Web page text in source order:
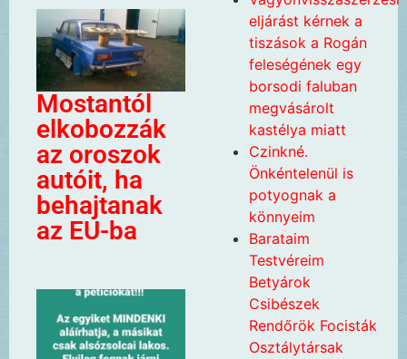
Mostantól
elkobozzák
az oroszok
autóit, ha
behajtanak
az EU-ba
eljárást kérnek a
tiszások a Rogán
feleségének egy
borsodi faluban
megvásárolt
kastélya miatt
Czinkné.
Önkéntelenül is
potyognak a
könnyeim
Barataim
Testvéreim
Betyárok
Csibészek
Rendőrök Focisták
Osztálytársak